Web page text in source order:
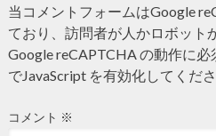
当コメントフォームはGoogle
ており、訪問者が人かロボット
Google reCAPTCHA の動作に
でJavaScript を有効化してくださ
コメント ※